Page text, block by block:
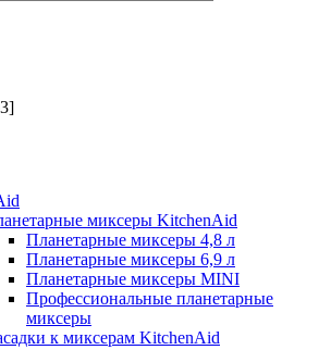
миксеры KitchenAid
Планетарные миксеры 4,8 л
Планетарные миксеры 6,9 л
Планетарные миксеры MINI
Профессиональные планетарные
миксеры
к миксерам KitchenAid